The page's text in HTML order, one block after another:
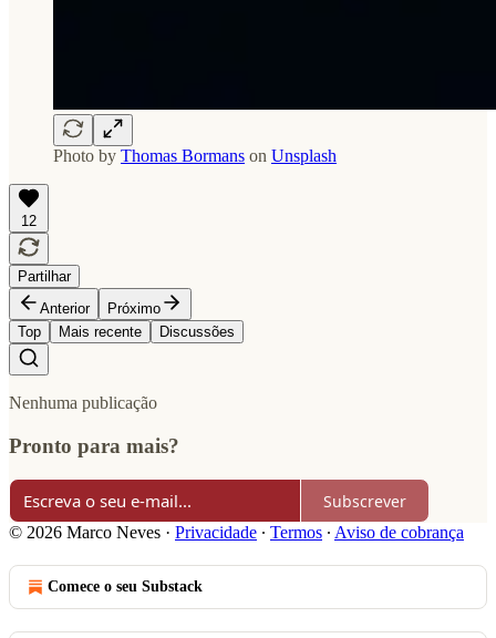
Photo by Thomas Bormans on Unsplash
12
Partilhar
Anterior
Próximo
Top
Mais recente Discussões
Nenhuma publicação
Pronto para mais?
Subscrever
© 2026 Marco Neves · Privacidade ∙ Termos ∙ Aviso de cobrança
Comece o seu Substack